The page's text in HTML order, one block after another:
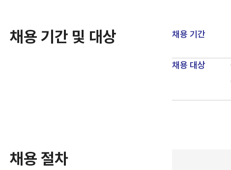
채용 기간 및 대상 채용 기간
채용 대상
채용 절차